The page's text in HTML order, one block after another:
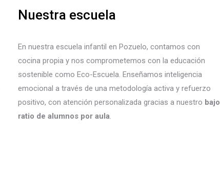
Nuestra escuela
En nuestra escuela infantil en Pozuelo, contamos con
cocina propia y nos comprometemos con la educación
sostenible como Eco-Escuela. Enseñamos inteligencia
emocional a través de una metodología activa y refuerzo
positivo, con atención personalizada gracias a nuestro bajo
ratio de alumnos por aula.